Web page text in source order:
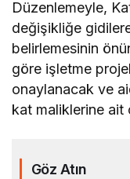
Düzenlemeyle,
değişikliğe
belirlemesinin
göre işletme
onaylanacak ve
kat maliklerine ait
Göz Atın